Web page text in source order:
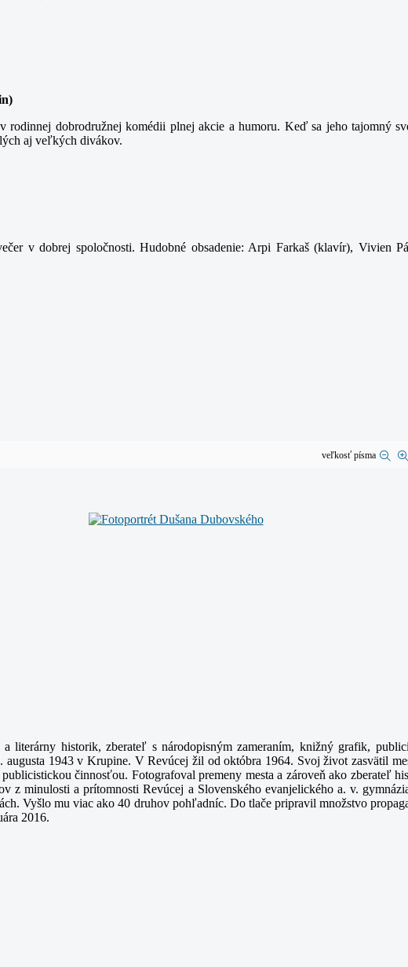
rodinnej dobrodružnej komédii plnej akcie a humoru. Keď sa jeho tajomný
aj veľkých divákov.
v dobrej spoločnosti. Hudobné obsadenie: Arpi Farkaš (klavír), Vivien
veľkosť písma
historik, zberateľ s národopisným zameraním, knižný grafik,
1943 v Krupine. V Revúcej žil od októbra 1964. Svoj život zasvätil
činnosťou. Fotografoval premeny mesta a zároveň ako zberateľ
minulosti a prítomnosti Revúcej a Slovenského evanjelického a. v.
Vyšlo mu viac ako 40 druhov pohľadníc. Do tlače pripravil množstvo
2016.